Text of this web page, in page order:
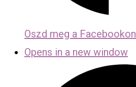
Oszd meg a Facebookon
Opens in a new window